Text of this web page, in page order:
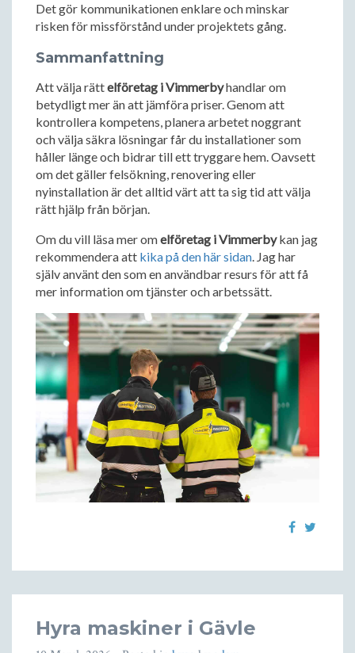
Det gör kommunikationen enklare och minskar
risken för missförstånd under projektets gång.
Sammanfattning
Att välja rättelföretag i Vimmerbyhandlar om
betydligt mer än att jämföra priser. Genom att
kontrollera kompetens, planera arbetet noggrant
och välja säkra lösningar får du installationer som
håller länge och bidrar till ett tryggare hem. Oavsett
om det gäller felsökning, renovering eller
nyinstallation är det alltid värt att ta sig tid att välja
rätt hjälp från början.
Om du vill läsa mer omelföretag i Vimmerbykan jag
rekommendera att kika på den här sidan. Jag har
själv använt den som en användbar resurs för att få
mer information om tjänster och arbetssätt.
Hyra maskiner i Gävle